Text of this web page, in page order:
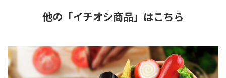
他の「イチオシ商品」はこちら